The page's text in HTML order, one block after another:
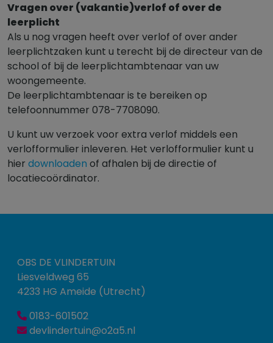
Vragen over (vakantie)verlof of over de
leerplicht
Als u nog vragen heeft over verlof of over ander
leerplichtzaken kunt u terecht bij de directeur van de
school of bij de leerplichtambtenaar van uw
woongemeente.
De leerplichtambtenaar is te bereiken op
telefoonnummer 078-7708090.
U kunt uw verzoek voor extra verlof middels een
verlofformulier inleveren. Het verlofformulier kunt u
hier downloaden of afhalen bij de directie of
locatiecoördinator.
OBS DE VLINDERTUIN
Liesveldweg 65
4233 HG Ameide (Utrecht)
0183-601502
devlindertuin@o2a5.nl